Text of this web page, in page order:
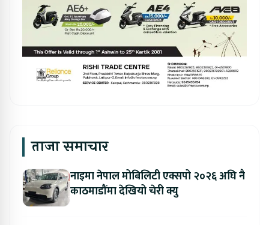
ताजा समाचार
नाइमा नेपाल मोबिलिटी एक्सपो २०२६ अघि नै
काठमाडौंमा देखियो चेरी क्यु